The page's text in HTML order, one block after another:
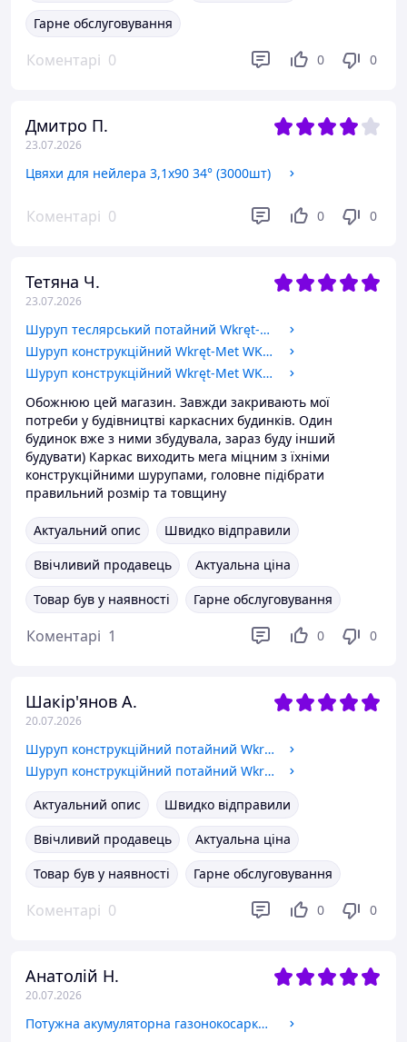
Гарне обслуговування
Коментарі 0 0 0
Дмитро П.
23.07.2026
Цвяхи для нейлера 3,1х90 34° (3000шт)
Коментарі 0 0 0
Тетяна Ч.
23.07.2026
Шуруп теслярський потайний Wkręt-Met 6 x 100 мм 100 шт
Шуруп конструкційний Wkręt-Met WKCP-06160 6x160 мм 100 шт
Шуруп конструкційний Wkręt-Met WKCP-08160 8x160 мм 25 шт
Обожнюю цей магазин. Завжди закривають мої
потреби у будівництві каркасних будинків. Один
будинок вже з ними збудувала, зараз буду інший
будувати) Каркас виходить мега міцним з їхніми
конструкційними шурупами, головне підібрати
правильний розмір та товщину
Актуальний опис
Швидко відправили
Ввічливий продавець
Актуальна ціна
Товар був у наявності
Гарне обслуговування
Коментарі 1 0 0
Шакір'янов А.
20.07.2026
Шуруп конструкційний потайний Wkręt-Met KMWHT-05060 5x60 мм 200 шт
Шуруп конструкційний потайний Wkręt-Met KMWHT-04070 4x70 мм 200 шт
Актуальний опис
Швидко відправили
Ввічливий продавець
Актуальна ціна
Товар був у наявності
Гарне обслуговування
Коментарі 0 0 0
Анатолій Н.
20.07.2026
Потужна акумуляторна газонокосарка PARKSIDE PERFORMANCE PRMA 40-LI B2